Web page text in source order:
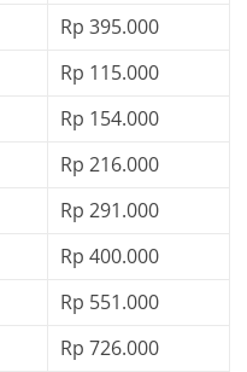
Rp 395.000
Rp 115.000
Rp 154.000
Rp 216.000
Rp 291.000
Rp 400.000
Rp 551.000
Rp 726.000